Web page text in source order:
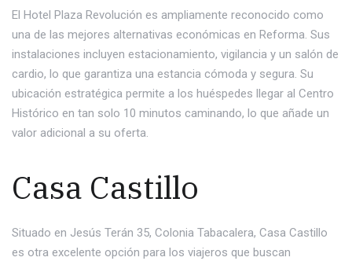
El Hotel Plaza Revolución es ampliamente reconocido como
una de las mejores alternativas económicas en Reforma. Sus
instalaciones incluyen estacionamiento, vigilancia y un salón de
cardio, lo que garantiza una estancia cómoda y segura. Su
ubicación estratégica permite a los huéspedes llegar al Centro
Histórico en tan solo 10 minutos caminando, lo que añade un
valor adicional a su oferta.
Casa Castillo
Situado en Jesús Terán 35, Colonia Tabacalera, Casa Castillo
es otra excelente opción para los viajeros que buscan